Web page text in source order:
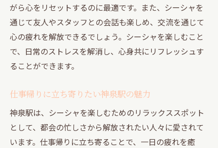
がら心をリセットするのに最適です。また、シーシャを
通じて友人やスタッフとの会話も楽しめ、交流を通じて
心の疲れを解放できるでしょう。シーシャを楽しむこと
で、日常のストレスを解消し、心身共にリフレッシュす
ることができます。
仕事帰りに立ち寄りたい神泉駅の魅力
神泉駅は、シーシャを楽しむためのリラックススポット
として、都会の忙しさから解放されたい人々に愛されて
います。仕事帰りに立ち寄ることで、一日の疲れを癒